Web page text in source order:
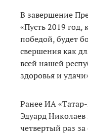
В завершение
«Пусть 2019
победой, будет
свершения как
всей нашей
здоровья и
Ранее ИА
Эдуард
четвертый раз